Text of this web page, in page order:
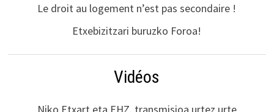
Le droit au logement n’est pas secondaire !
Etxebizitzari buruzko Foroa!
Vidéos